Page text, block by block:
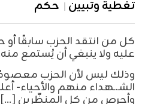
تغطية وتبيين حكم
كل من انتقد الحزب سابقًا أو
عليه ولا ينبغي أن يُستمع
وذلك ليس لأن الحزب
الشـ.ـهداء منهم والأحياء-
وأحرص من كل المنظّرين [...]